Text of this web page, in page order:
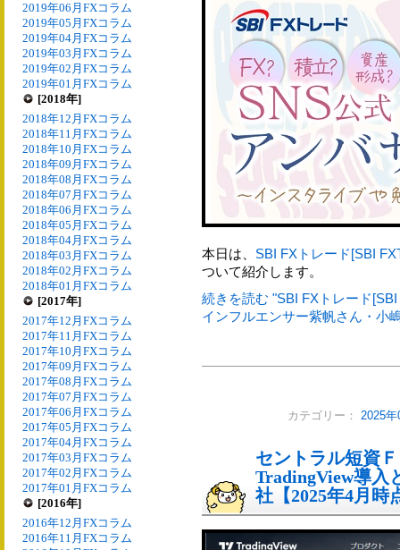
2019年06月FXコラム
2019年05月FXコラム
2019年04月FXコラム
2019年03月FXコラム
2019年02月FXコラム
2019年01月FXコラム
[2018年]
2018年12月FXコラム
2018年11月FXコラム
2018年10月FXコラム
2018年09月FXコラム
2018年08月FXコラム
2018年07月FXコラム
2018年06月FXコラム
2018年05月FXコラム
2018年04月FXコラム
2018年03月FXコラム
2018年02月FXコラム
2018年01月FXコラム
[2017年]
2017年12月FXコラム
2017年11月FXコラム
2017年10月FXコラム
2017年09月FXコラム
2017年08月FXコラム
2017年07月FXコラム
2017年06月FXコラム
2017年05月FXコラム
2017年04月FXコラム
2017年03月FXコラム
2017年02月FXコラム
2017年01月FXコラム
[2016年]
2016年12月FXコラム
2016年11月FXコラム
本日は、 SBI FXトレード[SBI
ついて紹介します。
続きを読む "SBI FXトレード
インフルエンサー紫帆さん・小
カテゴリー： 2025
セントラル短資
TradingView導入
社【2025年4月時